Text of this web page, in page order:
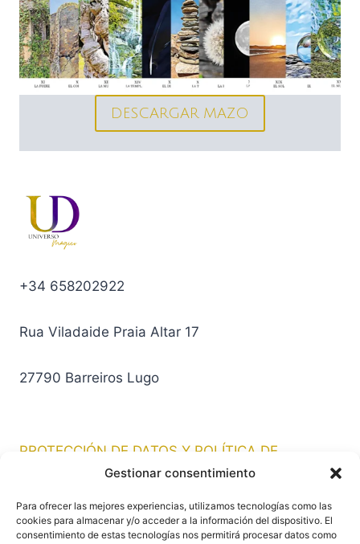
Gestionar consentimiento
Para ofrecer las mejores experiencias, utilizamos tecnologías como las
cookies para almacenar y/o acceder a la información del dispositivo. El
consentimiento de estas tecnologías nos permitirá procesar datos como
DESCARGAR MAZO
+34 658202922
Rua Viladaide Praia Altar 17
27790 Barreiros Lugo
PROTECCIÓN DE DATOS Y POLÍTICA DE
URSULA DULCINEA